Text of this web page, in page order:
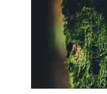
Лайфхаки